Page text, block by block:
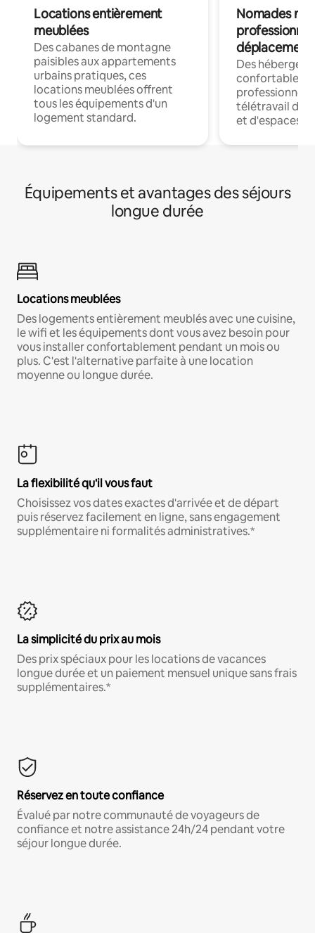
Locations entièrement
meublées
Des cabanes de montagne
paisibles aux appartements
urbains pratiques, ces
locations meublées offrent
tous les équipements d'un
logement standard.
Nomades
déplacement
Des
confortables
professionnels
télétravail
et d'espaces
Équipements et avantages des séjours
longue durée
Locations meublées
Des logements entièrement meublés avec une cuisine,
le wifi et les équipements dont vous avez besoin pour
vous installer confortablement pendant un mois ou
plus. C'est l'alternative parfaite à une location
moyenne ou longue durée.
La flexibilité qu'il vous faut
Choisissez vos dates exactes d'arrivée et de départ
puis réservez facilement en ligne, sans engagement
supplémentaire ni formalités administratives.*
La simplicité du prix au mois
Des prix spéciaux pour les locations de vacances
longue durée et un paiement mensuel unique sans frais
supplémentaires.*
Réservez en toute confiance
Évalué par notre communauté de voyageurs de
confiance et notre assistance 24h/24 pendant votre
séjour longue durée.